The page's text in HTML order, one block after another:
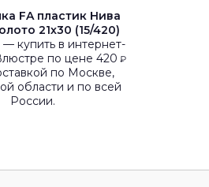
FA пластик Нива
21х30 (15/420)
— купить в интернет-
по цене 420 ₽
по Москве,
области и по всей
России.